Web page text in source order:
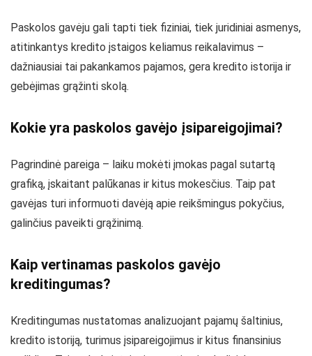
Paskolos gavėju gali tapti tiek fiziniai, tiek juridiniai asmenys,
atitinkantys kredito įstaigos keliamus reikalavimus –
dažniausiai tai pakankamos pajamos, gera kredito istorija ir
gebėjimas grąžinti skolą.
Kokie yra paskolos gavėjo įsipareigojimai?
Pagrindinė pareiga – laiku mokėti įmokas pagal sutartą
grafiką, įskaitant palūkanas ir kitus mokesčius. Taip pat
gavėjas turi informuoti davėją apie reikšmingus pokyčius,
galinčius paveikti grąžinimą.
Kaip vertinamas paskolos gavėjo
kreditingumas?
Kreditingumas nustatomas analizuojant pajamų šaltinius,
kredito istoriją, turimus įsipareigojimus ir kitus finansinius